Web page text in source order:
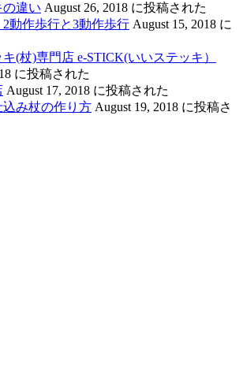
違い August 26, 2018 に投稿された
動作歩行と3動作歩行 August 15, 2018 に
(杖)専門店 e-STICK(いいステッキ）
に投稿された
August 17, 2018 に投稿された
込み杖の作り方 August 19, 2018 に投稿さ